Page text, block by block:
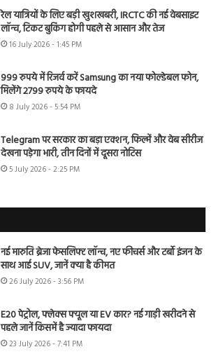
रेल यात्रियों के लिए बड़ी खुशखबरी, IRCTC की नई वेबसाइट
लॉन्च, टिकट बुकिंग होगी पहले से आसान और तेज
16 July 2026 - 1:45 PM
999 रुपये में रिजर्व करें Samsung का नया फोल्डेबल फोन,
मिलेंगे 2799 रुपये के फायदे
8 July 2026 - 5:54 PM
Telegram पर सरकार का बड़ा एक्शन, फिल्में और वेब सीरीज
देखना पड़ेगा भारी, तीन दिनों में दूसरा नोटिस
5 July 2026 - 2:25 PM
नई मारुति ब्रेजा फेसलिफ्ट लॉन्च, नए फीचर्स और टर्बो इंजन के
साथ आई SUV, जानें क्या है कीमत
26 July 2026 - 3:56 PM
E20 पेट्रोल, फ्लेक्स फ्यूल या EV कार? नई गाड़ी खरीदने से
पहले जानें किसमें है ज्यादा फायदा
23 July 2026 - 7:41 PM